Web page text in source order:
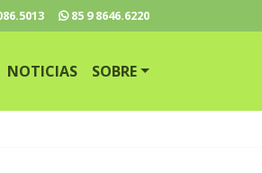
85 9 8646.6220
NOTICIAS SOBRE